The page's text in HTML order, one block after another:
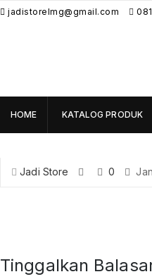
jadistorelmg@gmail.com
HOME KATALOG PRODUK
Jadi Store 0
Tinggalkan